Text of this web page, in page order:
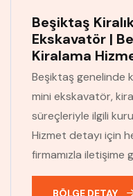
Beşiktaş
Ekskavatör |
Kiralama
Beşiktaş genelinde
mini ekskavatör,
süreçleriyle ilgili
Hizmet detayı için
firmamızla iletişime
BÖLGE DETAY